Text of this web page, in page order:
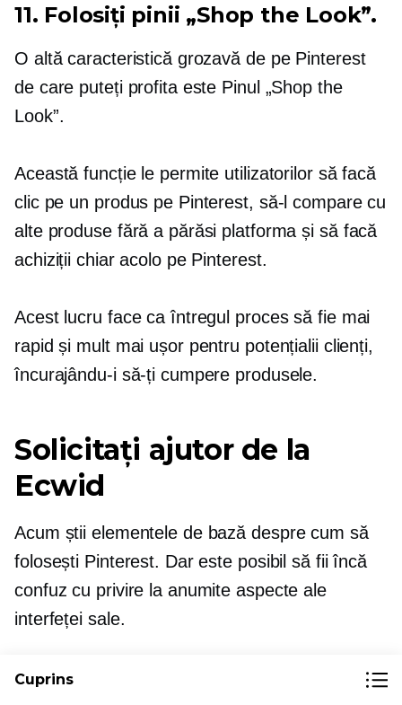
11. Folosiți pinii „Shop the Look”.
O altă caracteristică grozavă de pe Pinterest
de care puteți profita este Pinul „Shop the
Look”.
Această funcție le permite utilizatorilor să facă
clic pe un produs pe Pinterest, să-l compare cu
alte produse fără a părăsi platforma și să facă
achiziții chiar acolo pe Pinterest.
Acest lucru face ca întregul proces să fie mai
rapid și mult mai ușor pentru potențialii clienți,
încurajându-i să-ți cumpere produsele.
Solicitați ajutor de la
Ecwid
Acum știi elementele de bază despre cum să
folosești Pinterest. Dar este posibil să fii încă
confuz cu privire la anumite aspecte ale
interfeței sale.
În acest caz, nu vă faceți griji; nu eşti singur.
Cuprins